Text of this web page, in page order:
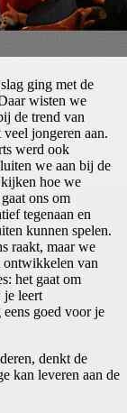
ging met de
wisten we
de trend van
jongeren aan.
werd ook
we aan bij de
hoe we
ons om
tegenaan en
kunnen spelen.
raakt, maar we
ontwikkelen van
het gaat om
je leert
goed voor je
denkt de
kan leveren aan de